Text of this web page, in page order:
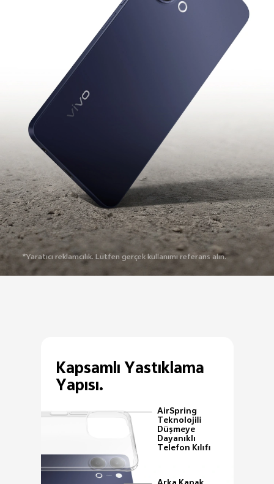
*Yaratıcı reklamcılık. Lütfen gerçek kullanımı referans alın.
Kapsamlı Yastıklama
Yapısı.
AirSpring
Teknolojili
Düşmeye
Dayanıklı
Telefon Kılıfı